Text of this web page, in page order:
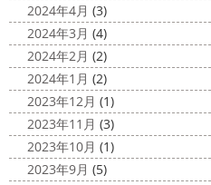
今日は高圧洗浄が何故必要か
ます
塗装工事をお考えの
ひ読んでみてくださいね
外
きた塗膜は、毎日屋外で紫外
らされて ...
2020/11/12
朝活
＊湘
小倉氏サー
さんも一緒に
けどお天気良くて気持ち～
小倉氏ライド
で、すぐ立ててました
2024年4月 (3)
2024年3月 (4)
2024年2月 (2)
2024年1月 (2)
2023年12月 (1)
2023年11月 (3)
2023年10月 (1)
2023年9月 (5)